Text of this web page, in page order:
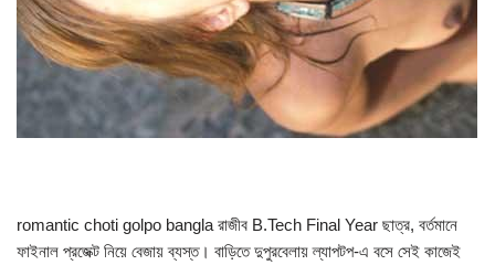
romantic choti golpo bangla রাজীব B.Tech Final Year ছাত্র, বর্তমানে
ফাইনাল প্রজেক্ট নিয়ে বেজায় ব্যস্ত। বাড়িতে দুপুরবেলায় ল্যাপটপ-এ বসে সেই কাজেই